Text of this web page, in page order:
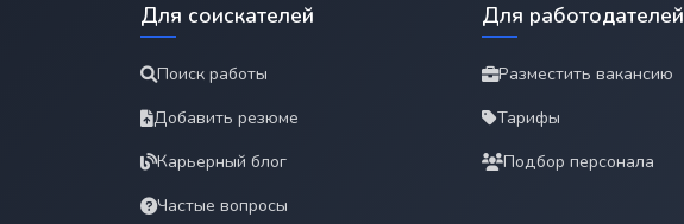
Для соискателей
Поиск работы
Добавить резюме
Карьерный блог
Частые вопросы
Для работодателей
Разместить вакансию
Тарифы
Подбор персонала